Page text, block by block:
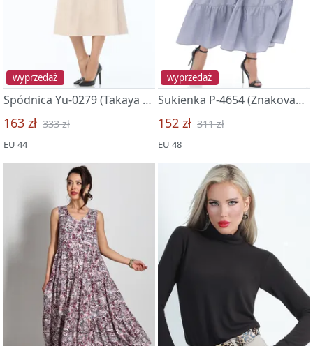
wyprzedaż
Spódnica Yu-0279 (Takaya bezuprechnaya, xit)
163 zł 333 zł
EU 44
wyprzedaż
Sukienka P-4654 (Znakovaya model, bravo)
152 zł 311 zł
EU 48